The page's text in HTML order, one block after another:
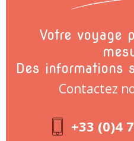
Votre voyage
Des informations
Contactez
+33 (0)4